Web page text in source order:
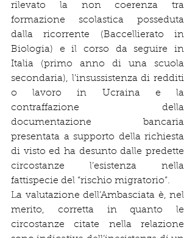
rilevato la non coerenza tra
formazione scolastica posseduta
dalla ricorrente (Baccellierato in
Biologia) e il corso da seguire in
Italia (primo anno di una scuola
secondaria), l’insussistenza di redditi
o lavoro in Ucraina e la
contraffazione della
documentazione bancaria
presentata a supporto della richiesta
di visto ed ha desunto dalle predette
circostanze l’esistenza nella
fattispecie del “rischio migratorio”.
La valutazione dell’Ambasciata è, nel
merito, corretta in quanto le
circostanze citate nella relazione